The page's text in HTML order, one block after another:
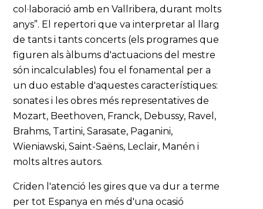
col·laboració amb en Vallribera, durant molts
anys”. El repertori que va interpretar al llarg
de tants i tants concerts (els programes que
figuren als àlbums d'actuacions del mestre
són incalculables) fou el fonamental per a
un duo estable d'aquestes característiques:
sonates i les obres més representatives de
Mozart, Beethoven, Franck, Debussy, Ravel,
Brahms, Tartini, Sarasate, Paganini,
Wieniawski, Saint-Saëns, Leclair, Manén i
molts altres autors.
Criden l'atenció les gires que va dur a terme
per tot Espanya en més d'una ocasió